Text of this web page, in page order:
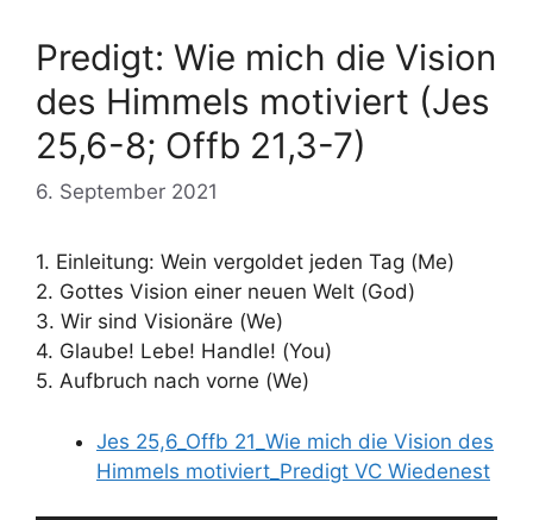
Predigt: Wie mich die Vision
des Himmels motiviert (Jes
25,6-8; Offb 21,3-7)
6. September 2021
1. Einleitung: Wein vergoldet jeden Tag (Me)
2. Gottes Vision einer neuen Welt (God)
3. Wir sind Visionäre (We)
4. Glaube! Lebe! Handle! (You)
5. Aufbruch nach vorne (We)
Jes 25,6_Offb 21_Wie mich die Vision des
Himmels motiviert_Predigt VC Wiedenest